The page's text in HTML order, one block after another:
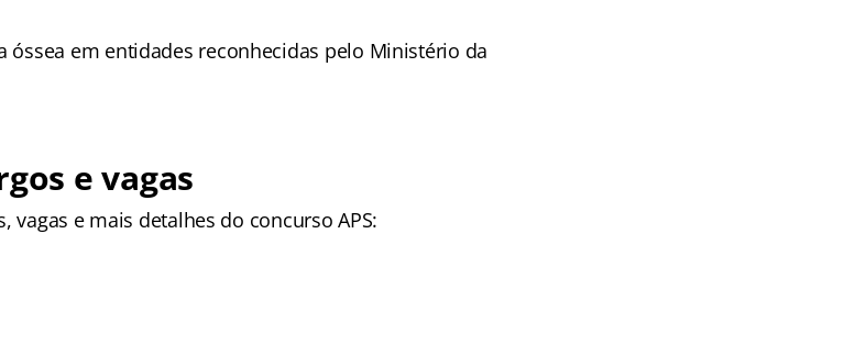
óssea em entidades reconhecidas pelo Ministério da
e vagas
vagas e mais detalhes do concurso APS: